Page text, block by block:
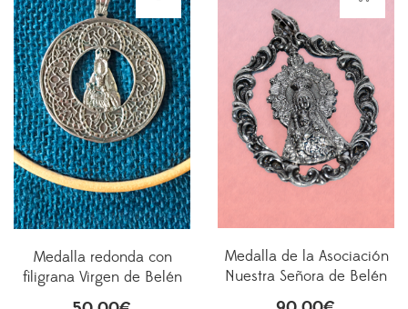
Medalla redonda con
filigrana Virgen de Belén
Medalla de la Asociación
Nuestra Señora de Belén